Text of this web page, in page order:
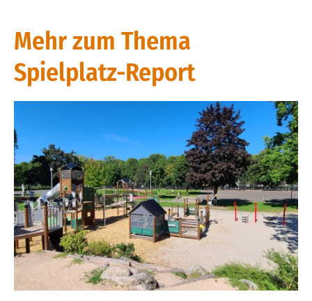
Mehr zum Thema
Spielplatz-Report